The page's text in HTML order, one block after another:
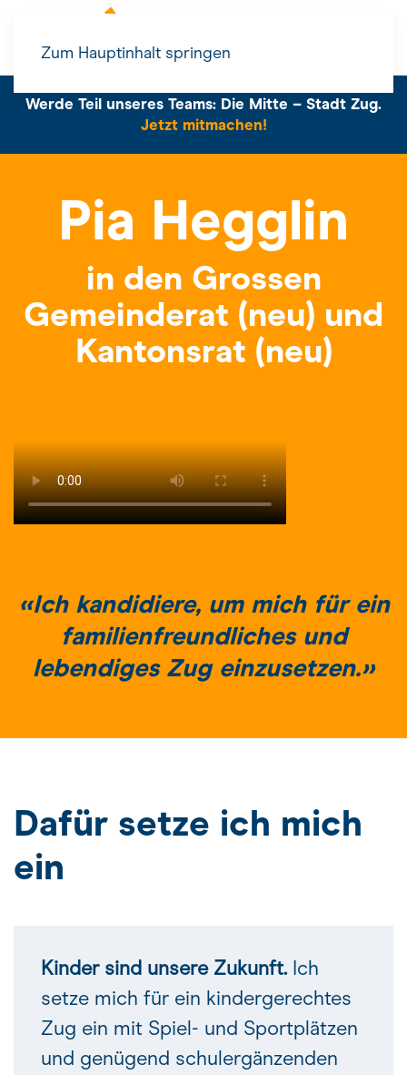
Zum Hauptinhalt springen
Werde Teil unseres Teams: Die Mitte – Stadt Zug.
Jetzt mitmachen!
Pia Hegglin
in den Grossen
Gemeinderat (neu) und
Kantonsrat (neu)
«Ich kandidiere, um mich für ein
familienfreundliches und
lebendiges Zug einzusetzen.»
Dafür setze ich mich
ein
Kinder sind unsere Zukunft.Ich
setze mich für ein kindergerechtes
Zug ein mit Spiel- und Sportplätzen
und genügend schulergänzenden